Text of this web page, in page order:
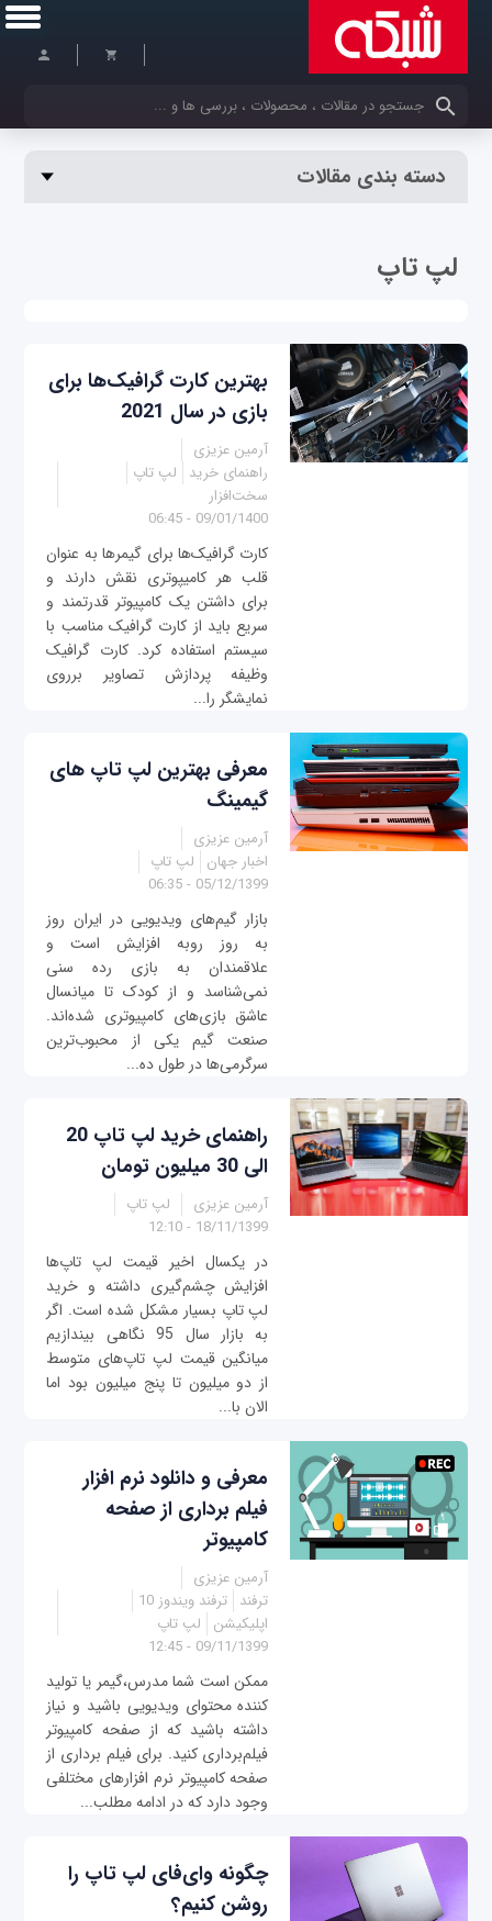
کلمات کلیدی خود را وارد کنید
دسته بندی مقالات
لپ تاپ
بهترین کارت گرافیک‌ها برای
بازی در سال 2021
آرمین عزیزی
راهنمای خرید
لپ تاپ
سخت‌افزار
09/01/1400 - 06:45
کارت گرافیک‌ها برای گیمرها به عنوان
قلب هر کامیپوتری نقش دارند و
برای داشتن یک کامپیوتر قدرتمند و
سریع باید از کارت گرافیک مناسب با
سیستم استفاده کرد. کارت گرافیک
وظیفه پردازش تصاویر برروی
نمایشگر را...
معرفی بهترین لپ تاپ های
گیمینگ
آرمین عزیزی
اخبار جهان
لپ تاپ
05/12/1399 - 06:35
بازار گیم‌های ویدیویی در ایران روز
به روز روبه افزایش است و
علاقمندان به بازی رده سنی
نمی‌شناسد و از کودک تا میانسال
عاشق بازی‌های کامپیوتری شده‌اند.
صنعت گیم یکی از محبوب‌ترین
سرگرمی‌ها در طول ده...
راهنمای خرید لپ تاپ 20
الی 30 میلیون تومان
آرمین عزیزی
لپ تاپ
18/11/1399 - 12:10
در یکسال اخیر قیمت لپ‌ تاپ‌‌ها
افزایش چشم‌گیری داشته و خرید
لپ تاپ بسیار مشکل شده است. اگر
به بازار سال 95 نگاهی بیندازیم
میانگین قیمت لپ تاپ‌های متوسط
از دو میلیون تا پنج میلیون بود اما
الان با...
معرفی و دانلود نرم افزار
فیلم برداری از صفحه
کامپیوتر
آرمین عزیزی
ترفند ترفند ویندوز 10
اپلیکیشن
لپ تاپ
09/11/1399 - 12:45
ممکن است شما مدرس،گیمر یا تولید
کننده محتوای ویدیویی باشید و نیاز
داشته باشید که از صفحه کامپیوتر
فیلم‌برداری کنید. برای فیلم برداری از
صفحه کامپیوتر نرم‌ افزارهای مختلفی
وجود دارد که در ادامه مطلب...
چگونه وای‌فای لپ تاپ را
روشن کنیم؟